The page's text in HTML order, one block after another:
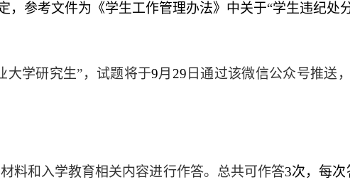
，参考文件为《学生工作管理办法》中关于“学生违纪处
大学研究生”， 试题将于9月 29 日通过该微信公众号推送，
料和入学教育相关内容进行作答。总共可作答3次，每次